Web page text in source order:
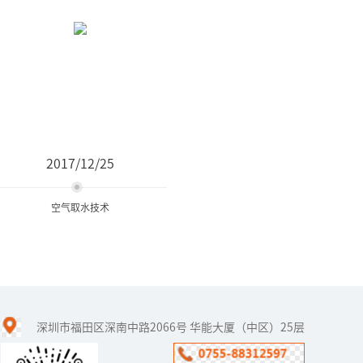
2017/12/25
空气取水技术
全球有13个人均水资源贫
深圳市福田区深南中路2066号 华能大厦（中区）25层